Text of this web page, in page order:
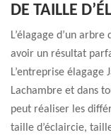
DE TAILLE
L’élagage d’un
avoir un résultat
L’entreprise élagage
Lachambre et dans
peut réaliser les
taille d’éclaircie,